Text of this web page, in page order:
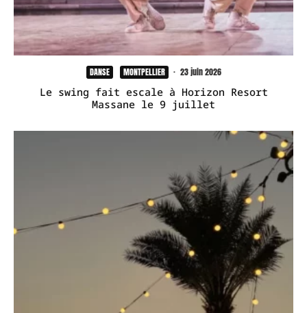
DANSE MONTPELLIER · 23 juin 2026
Le swing fait escale à Horizon Resort
Massane le 9 juillet